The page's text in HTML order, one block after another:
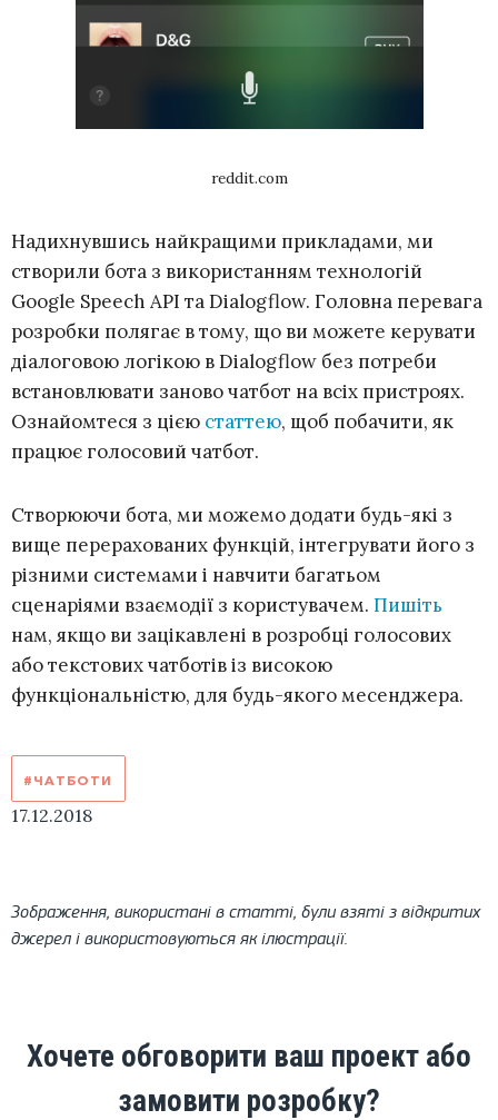
reddit.com
Надихнувшись найкращими прикладами, ми
створили бота з використанням технологій
Google Speech API та Dialogflow. Головна перевага
розробки полягає в тому, що ви можете керувати
діалоговою логікою в Dialogflow без потреби
встановлювати заново чатбот на всіх пристроях.
Ознайомтеся з цією статтею, щоб побачити, як
працює голосовий чатбот.
Створюючи бота, ми можемо додати будь-які з
вище перерахованих функцій, інтегрувати його з
різними системами і навчити багатьом
сценаріями взаємодії з користувачем. Пишіть
нам, якщо ви зацікавлені в розробці голосових
або текстових чатботів із високою
функціональністю, для будь-якого месенджера.
#ЧАТБОТИ
17.12.2018
Зображення, використані в статті, були взяті з відкритих
джерел і використовуються як ілюстрації.
Хочете обговорити ваш проект або
замовити розробку?